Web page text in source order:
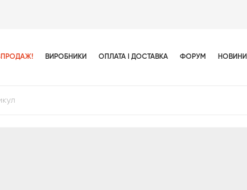
ВИРОБНИКИ ОПЛАТА І ДОСТАВКА ФОРУМ НОВИНИ